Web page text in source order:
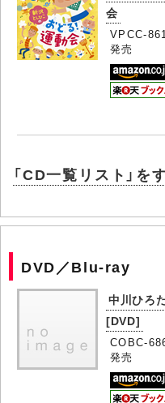
会
VPCC-
発売
「CD一覧リスト」を
DVD／Blu-ray
中川ひろ
[DVD]
COBC-
発売